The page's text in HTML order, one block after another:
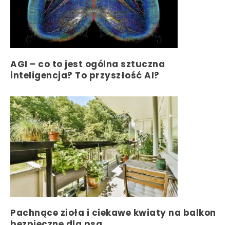
AGI – co to jest ogólna sztuczna
inteligencja? To przyszłość AI?
Pachnące zioła i ciekawe kwiaty na balkon